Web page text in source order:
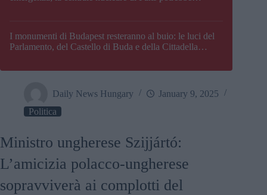
I monumenti di Budapest resteranno al buio: le luci del
Parlamento, del Castello di Buda e della Cittadella
Daily News Hungary
January 9, 2025
Politica
Ministro ungherese Szijjártó:
L’amicizia polacco-ungherese
sopravviverà ai complotti del